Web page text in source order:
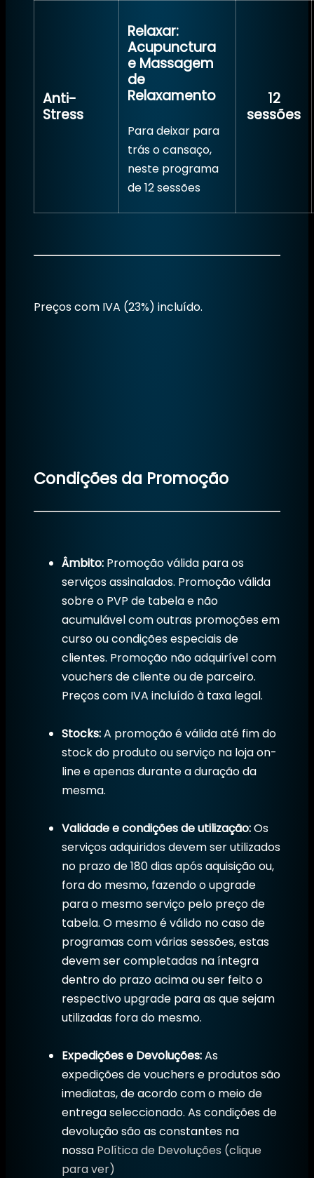
Anti-
Stress
Relaxar:
Acupunctura
e Massagem
de
Relaxamento
Para deixar para
trás o cansaço,
neste programa
de 12 sessões
12
sessões
Preços com IVA (23%) incluído.
Condições da Promoção
Âmbito: Promoção válida para os
serviços assinalados. Promoção válida
sobre o PVP de tabela e não
acumulável com outras promoções em
curso ou condições especiais de
clientes. Promoção não adquirível com
vouchers de cliente ou de parceiro.
Preços com IVA incluído à taxa legal.
Stocks:A promoção é válida até fim do
stock do produto ou serviço na loja on-
line e apenas durante a duração da
mesma.
Validade e condições de utilização:Os
serviços adquiridos devem ser utilizados
no prazo de 180 dias após aquisição ou,
fora do mesmo, fazendo o upgrade
para o mesmo serviço pelo preço de
tabela. O mesmo é válido no caso de
programas com várias sessões, estas
devem ser completadas na íntegra
dentro do prazo acima ou ser feito o
respectivo upgrade para as que sejam
utilizadas fora do mesmo.
Expedições e Devoluções:As
expedições de vouchers e produtos são
imediatas, de acordo com o meio de
entrega seleccionado. As condições de
devolução são as constantes na
nossa Política de Devoluções (clique
para ver)